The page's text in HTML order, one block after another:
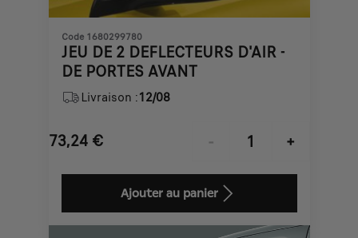
Code 1680299780
JEU DE 2 DEFLECTEURS D'AIR -
DE PORTES AVANT
Livraison :12/08
73,24 €
Price
73,24
€
-
+
Quantity
to:
1
Ajouter au panier